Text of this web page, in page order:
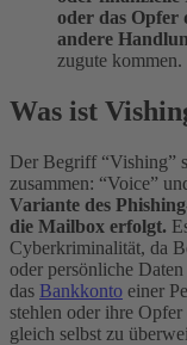
oder das Opfer
andere
zugute kommen.
Was ist
Der Begriff “Vishing”
zusammen: “Voice”
Variante des
die Mailbox erfolgt.
Cyberkriminalität, da
oder persönliche
das Bankkonto einer
stehlen oder ihre
gleich selbst zu